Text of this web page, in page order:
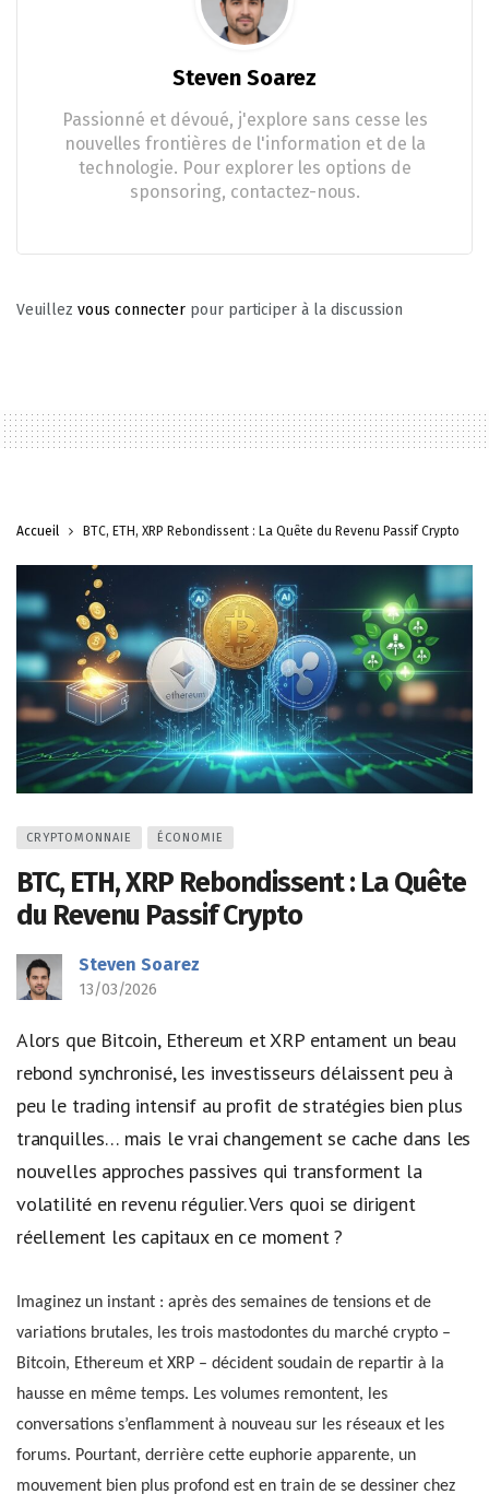
Steven Soarez
Passionné et dévoué, j'explore sans cesse les
nouvelles frontières de l'information et de la
technologie. Pour explorer les options de
sponsoring, contactez-nous.
Veuillez vous connecter pour participer à la discussion
Accueil BTC, ETH, XRP Rebondissent : La Quête du Revenu Passif Crypto
CRYPTOMONNAIE ÉCONOMIE
BTC, ETH, XRP Rebondissent : La Quête
du Revenu Passif Crypto
Steven Soarez
13/03/2026
Alors que Bitcoin, Ethereum et XRP entament un beau
rebond synchronisé, les investisseurs délaissent peu à
peu le trading intensif au profit de stratégies bien plus
tranquilles… mais le vrai changement se cache dans les
nouvelles approches passives qui transforment la
volatilité en revenu régulier. Vers quoi se dirigent
réellement les capitaux en ce moment ?
Imaginez un instant : après des semaines de tensions et de
variations brutales, les trois mastodontes du marché crypto –
Bitcoin, Ethereum et XRP – décident soudain de repartir à la
hausse en même temps. Les volumes remontent, les
conversations s’enflamment à nouveau sur les réseaux et les
forums. Pourtant, derrière cette euphorie apparente, un
mouvement bien plus profond est en train de se dessiner chez